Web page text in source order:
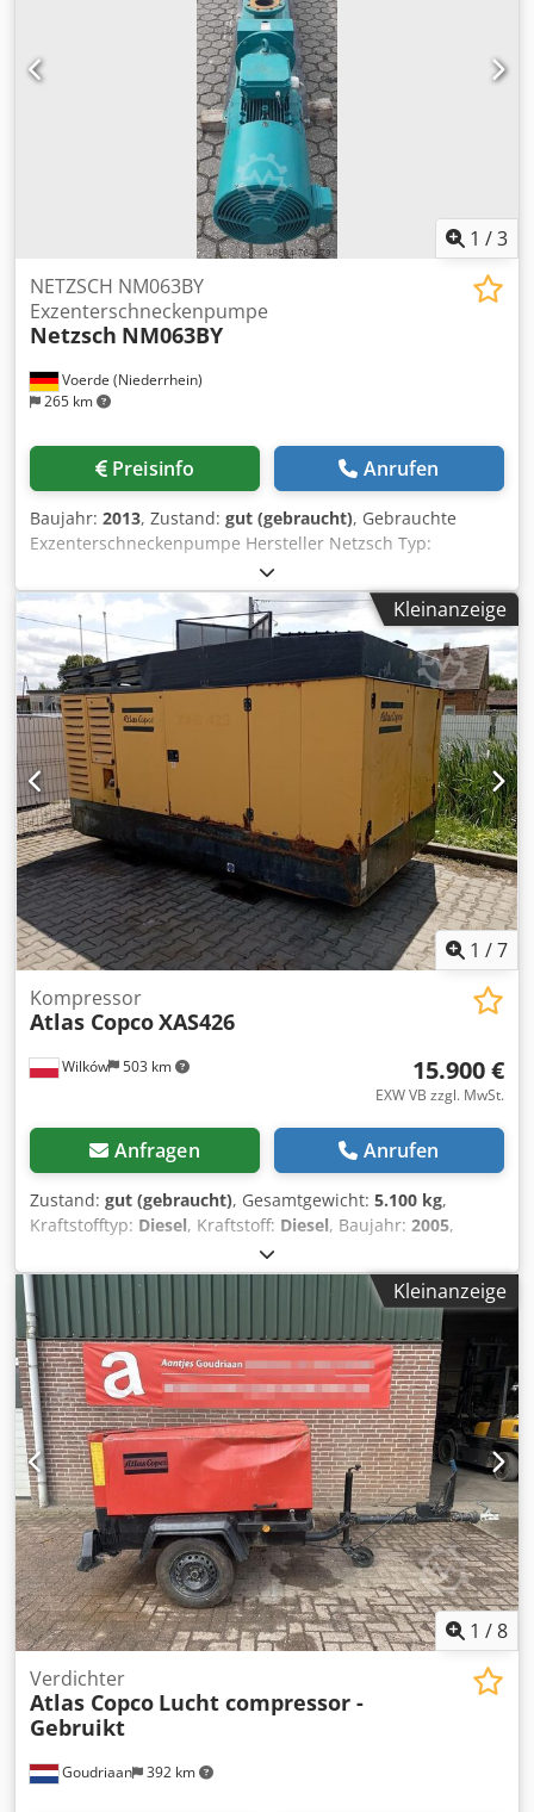
1 /3
Voerde (Niederrhein)
265 km
NETZSCH NM063BY
Exzenterschneckenpumpe
Netzsch NM063BY
Preisinfo Anrufen
Baujahr: 2013, Zustand: gut (gebraucht), Gebrauchte
Exzenterschneckenpumpe Hersteller Netzsch Typ:
NM063BY04S18B Maschinen-Nr: 459933 Credpsillx Defx Ah
Sjf Baujahr: 2013 Leistung: 3,50 // 18 m3/h Drehzahl:
91/288 min1/rpm Druck: 16 // 0,10 bar Sie suchen eine
bestimmte Pumpe ? Wir haben weitere gebrauchte
Pumpen am Lager - bitte fragen Sie uns an.
Kleinanzeige
1 /7
Wilków 503 km
Kompressor
Atlas CopcoXAS426
15.900 €
EXW VB zzgl. MwSt.
Anfragen Anrufen
Zustand: gut (gebraucht), Gesamtgewicht: 5.100 kg,
Kraftstofftyp: Diesel, Kraftstoff: Diesel, Baujahr: 2005,
HERSTELLER - ATLASCOPCO TYPENBEZEICHNUNG - XAS426
S/N - YA3-062854-50542371 Cedpfjt Srw Asx Ah Sjrf JAHR -
2005 LEISTUNG (kW) - 166 PUMPE (m3/min) - 25 CIS (bar) - 7
Kleinanzeige
1 /8
Goudriaan 392 km
Verdichter
Atlas Copco Lucht compressor -
Gebruikt